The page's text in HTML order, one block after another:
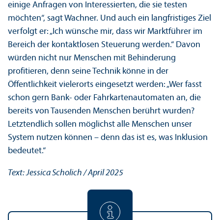
einige Anfragen von Interessierten, die sie testen
möchten“, sagt Wachner. Und auch ein langfristiges Ziel
verfolgt er: „Ich wünsche mir, dass wir Markt­führer im
Bereich der kontaktlosen Steuerung werden.“ Davon
würden nicht nur Menschen mit Behinderung
profitieren, denn seine Technik könne in der
Öffentlichkeit vielerorts eingesetzt werden: „Wer fasst
schon gern Bank- oder Fahrkartenautomaten an, die
bereits von Tausenden Menschen berührt wurden?
Letztendlich sollen möglichst alle Menschen unser
System nutzen können – denn das ist es, was Inklusion
bedeutet.“
Text: Jessica Scholich / April 2025